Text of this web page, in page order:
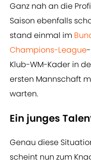
Ganz nah an die
Saison ebenfalls
stand einmal im
Champions-League
Klub-WM-Kader in
ersten Mannschaft
warten.
Ein junges
Genau diese
scheint nun zum